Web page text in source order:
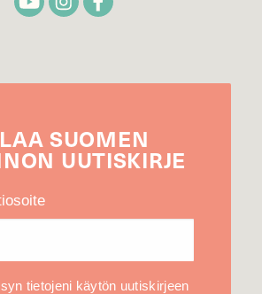
SUOMEN
UUTIS­KIRJE
tietojeni käytön uutiskirjeen